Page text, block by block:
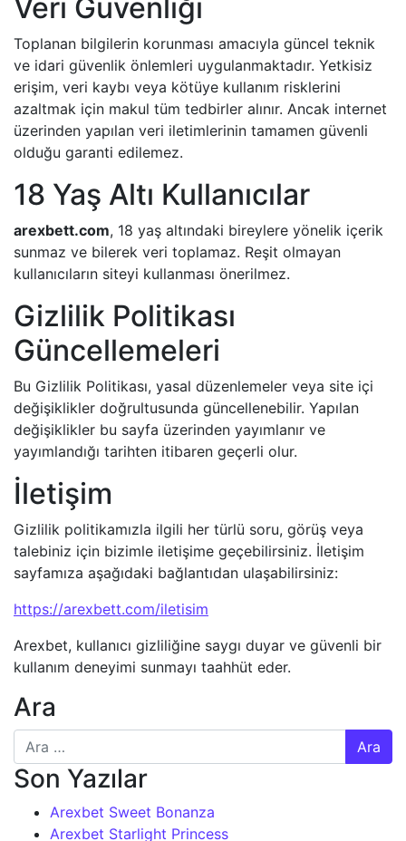
Veri Güvenliği
Toplanan bilgilerin korunması amacıyla güncel teknik
ve idari güvenlik önlemleri uygulanmaktadır. Yetkisiz
erişim, veri kaybı veya kötüye kullanım risklerini
azaltmak için makul tüm tedbirler alınır. Ancak internet
üzerinden yapılan veri iletimlerinin tamamen güvenli
olduğu garanti edilemez.
18 Yaş Altı Kullanıcılar
arexbett.com, 18 yaş altındaki bireylere yönelik içerik
sunmaz ve bilerek veri toplamaz. Reşit olmayan
kullanıcıların siteyi kullanması önerilmez.
Gizlilik Politikası
Güncellemeleri
Bu Gizlilik Politikası, yasal düzenlemeler veya site içi
değişiklikler doğrultusunda güncellenebilir. Yapılan
değişiklikler bu sayfa üzerinden yayımlanır ve
yayımlandığı tarihten itibaren geçerli olur.
İletişim
Gizlilik politikamızla ilgili her türlü soru, görüş veya
talebiniz için bizimle iletişime geçebilirsiniz. İletişim
sayfamıza aşağıdaki bağlantıdan ulaşabilirsiniz:
https://arexbett.com/iletisim
Arexbet, kullanıcı gizliliğine saygı duyar ve güvenli bir
kullanım deneyimi sunmayı taahhüt eder.
Ara
Arama:
Son Yazılar
Arexbet Sweet Bonanza
Arexbet Starlight Princess